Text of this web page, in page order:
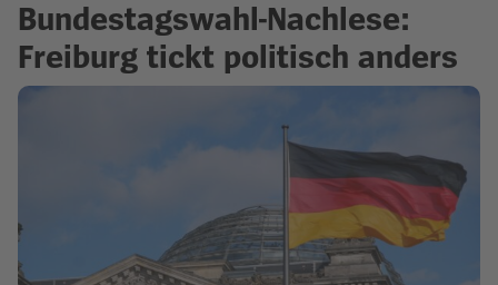
Bundestagswahl-Nachlese:
Freiburg tickt politisch anders